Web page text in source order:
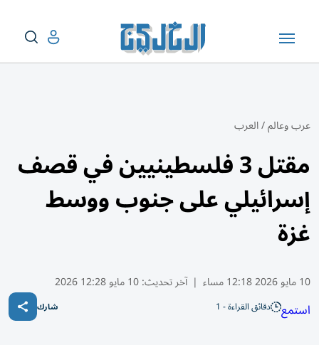
عرب وعالم/العرب
مقتل 3 فلسطينيين في قصف
إسرائيلي على جنوب ووسط
غزة
10 مايو 2026 12:18 مساء | آخر تحديث:10 مايو 12:28 2026
استمع دقائق القراءة - 1 شارك